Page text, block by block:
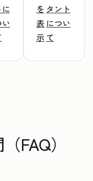
を
表
示
タント
につい
て
FAQ）